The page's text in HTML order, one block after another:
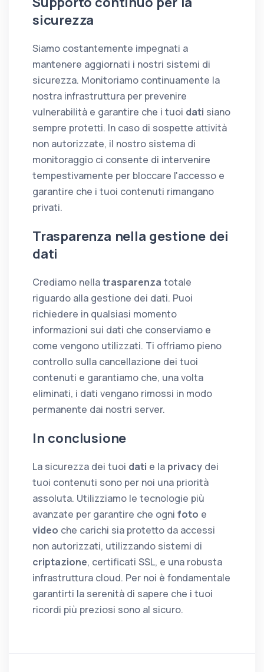
sicurezza
Siamo costantemente impegnati a
mantenere aggiornati i nostri sistemi di
sicurezza. Monitoriamo continuamente la
nostra infrastruttura per prevenire
vulnerabilità e garantire che i tuoi dati siano
sempre protetti. In caso di sospette attività
non autorizzate, il nostro sistema di
monitoraggio ci consente di intervenire
tempestivamente per bloccare l'accesso e
garantire che i tuoi contenuti rimangano
privati.
Trasparenza nella gestione dei
dati
Crediamo nellatrasparenza totale
riguardo alla gestione dei dati. Puoi
richiedere in qualsiasi momento
informazioni sui dati che conserviamo e
come vengono utilizzati. Ti offriamo pieno
controllo sulla cancellazione dei tuoi
contenuti e garantiamo che, una volta
eliminati, i dati vengano rimossi in modo
permanente dai nostri server.
In conclusione
La sicurezza dei tuoi dati e la privacy dei
tuoi contenuti sono per noi una priorità
assoluta. Utilizziamo le tecnologie più
avanzate per garantire che ogni foto e
video che carichi sia protetto da accessi
non autorizzati, utilizzando sistemi di
criptazione, certificati SSL, e una robusta
infrastruttura cloud. Per noi è fondamentale
garantirti la serenità di sapere che i tuoi
ricordi più preziosi sono al sicuro.